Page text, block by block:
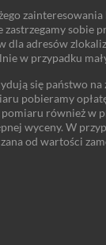
sobie
dla adresów
w przypadku
się państwo na
pobieramy
pomiaru również w
wyceny. W
od wartości